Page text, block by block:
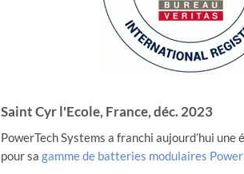
Saint Cyr l'Ecole, France, déc. 2023
PowerTech Systems a franchi aujourd’hui
pour sagamme de batteries modulaires